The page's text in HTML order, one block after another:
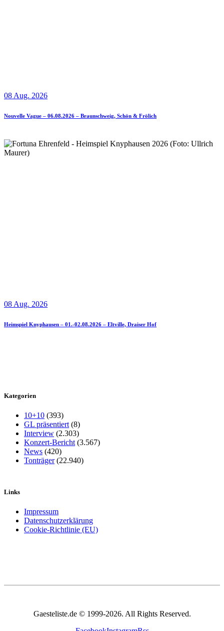
08 Aug. 2026
Nouvelle Vague – 06.08.2026 – Braunschweig, Schön & Frölich
08 Aug. 2026
Heimspiel Knyphausen – 01.-02.08.2026 – Eltville, Draiser Hof
Kategorien
10+10 (393)
GL präsentiert (8)
Interview (2.303)
Konzert-Bericht (3.567)
News (420)
Tonträger(22.940)
Links
Impressum
Datenschutzerklärung
Cookie-Richtlinie (EU)
Gaesteliste.de © 1999-2026. All Rights Reserved.